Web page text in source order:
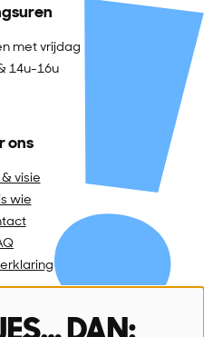
met vrijdag
14u-16u
ons
visie
wie